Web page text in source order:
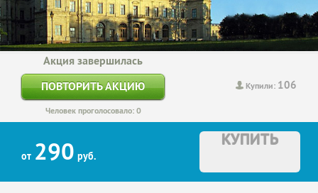
Купили: 106
Акция завершилась
ПОВТОРИТЬ АКЦИЮ
Человек проголосовало: 0
от 290 руб.
КУПИТЬ